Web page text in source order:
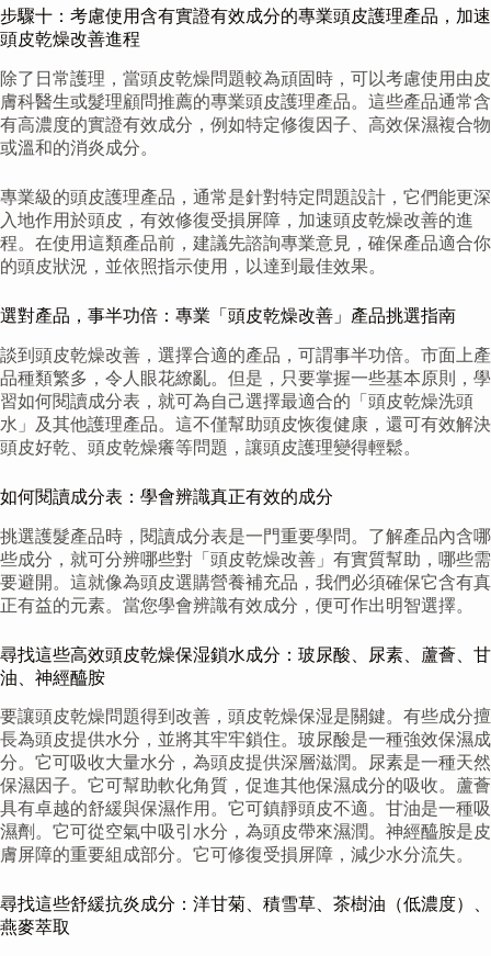
步驟十：考慮使用含有實證有效成分的專業頭皮護理產品，加速
頭皮乾燥改善進程
除了日常護理，當頭皮乾燥問題較為頑固時，可以考慮使用由皮
膚科醫生或髮理顧問推薦的專業頭皮護理產品。這些產品通常含
有高濃度的實證有效成分，例如特定修復因子、高效保濕複合物
或溫和的消炎成分。
專業級的頭皮護理產品，通常是針對特定問題設計，它們能更深
入地作用於頭皮，有效修復受損屏障，加速頭皮乾燥改善的進
程。在使用這類產品前，建議先諮詢專業意見，確保產品適合你
的頭皮狀況，並依照指示使用，以達到最佳效果。
選對產品，事半功倍：專業「頭皮乾燥改善」產品挑選指南
談到頭皮乾燥改善，選擇合適的產品，可謂事半功倍。市面上產
品種類繁多，令人眼花繚亂。但是，只要掌握一些基本原則，學
習如何閱讀成分表，就可為自己選擇最適合的「頭皮乾燥洗頭
水」及其他護理產品。這不僅幫助頭皮恢復健康，還可有效解決
頭皮好乾、頭皮乾燥癢等問題，讓頭皮護理變得輕鬆。
如何閱讀成分表：學會辨識真正有效的成分
挑選護髮產品時，閱讀成分表是一門重要學問。了解產品內含哪
些成分，就可分辨哪些對「頭皮乾燥改善」有實質幫助，哪些需
要避開。這就像為頭皮選購營養補充品，我們必須確保它含有真
正有益的元素。當您學會辨識有效成分，便可作出明智選擇。
尋找這些高效頭皮乾燥保湿鎖水成分：玻尿酸、尿素、蘆薈、甘
油、神經醯胺
要讓頭皮乾燥問題得到改善，頭皮乾燥保湿是關鍵。有些成分擅
長為頭皮提供水分，並將其牢牢鎖住。玻尿酸是一種強效保濕成
分。它可吸收大量水分，為頭皮提供深層滋潤。尿素是一種天然
保濕因子。它可幫助軟化角質，促進其他保濕成分的吸收。蘆薈
具有卓越的舒緩與保濕作用。它可鎮靜頭皮不適。甘油是一種吸
濕劑。它可從空氣中吸引水分，為頭皮帶來濕潤。神經醯胺是皮
膚屏障的重要組成部分。它可修復受損屏障，減少水分流失。
尋找這些舒緩抗炎成分：洋甘菊、積雪草、茶樹油（低濃度）、
燕麥萃取